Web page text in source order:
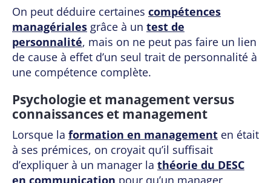
On peut déduire certaines compétences
managériales grâce à un test de
personnalité, mais on ne peut pas faire un lien
de cause à effet d’un seul trait de personnalité à
une compétence complète.
Psychologie et management versus
connaissances et management
Lorsque la formation en management en était
à ses prémices, on croyait qu’il suffisait
d’expliquer à un manager la théorie du DESC
en communication pour qu’un manager